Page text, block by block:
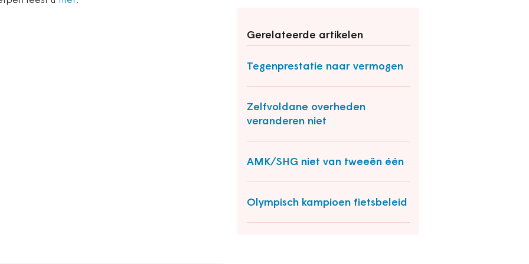
Gerelateerde artikelen
Tegenprestatie naar vermogen
Zelfvoldane overheden
veranderen niet
AMK/SHG niet van tweeën één
Olympisch kampioen fietsbeleid